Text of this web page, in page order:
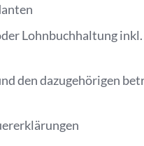
Lohnbuchhaltung inkl.
den dazugehörigen